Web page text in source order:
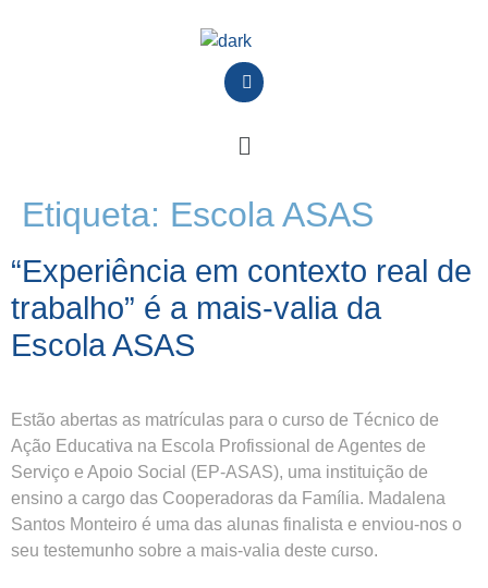
Etiqueta: Escola ASAS
“Experiência em contexto real de
trabalho” é a mais-valia da
Escola ASAS
Estão abertas as matrículas para o curso de Técnico de
Ação Educativa na Escola Profissional de Agentes de
Serviço e Apoio Social (EP-ASAS), uma instituição de
ensino a cargo das Cooperadoras da Família. Madalena
Santos Monteiro é uma das alunas finalista e enviou-nos o
seu testemunho sobre a mais-valia deste curso.